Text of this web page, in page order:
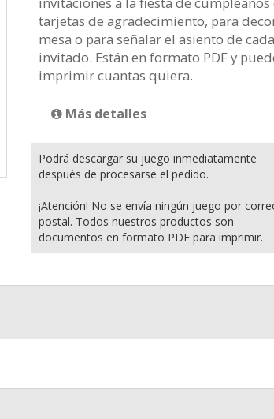
tarjetas de agradecimiento, para
mesa o para señalar el asiento de cada
invitado. Están en formato PDF y
imprimir cuantas quiera.
Más detalles
Podrá descargar su juego inmediatamente
después de procesarse el pedido.
¡Atención! No se envía ningún juego por
postal. Todos nuestros productos son
documentos en formato PDF para imprimir.